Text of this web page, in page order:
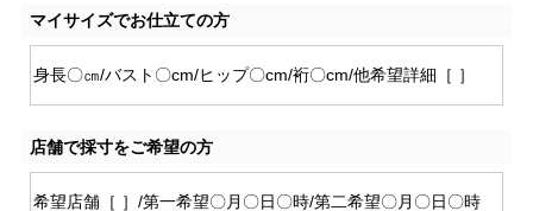
マイサイズでお仕立ての方
店舗で採寸をご希望の方